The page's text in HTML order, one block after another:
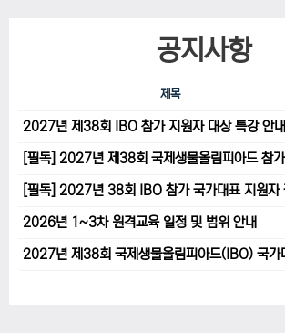
공지사항
제목
2027년 제38회 IBO 참가 지원자 대상 특강 안내
2026년 1~3차 원격교육 일정 및 범위 안내